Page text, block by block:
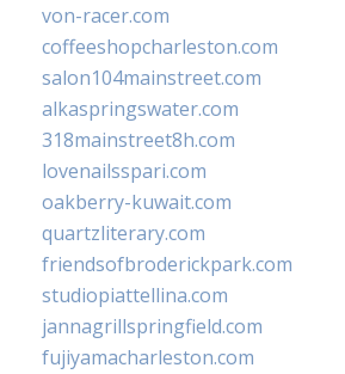
von-racer.com
coffeeshopcharleston.com
salon104mainstreet.com
alkaspringswater.com
318mainstreet8h.com
lovenailsspari.com
oakberry-kuwait.com
quartzliterary.com
friendsofbroderickpark.com
studiopiattellina.com
jannagrillspringfield.com
fujiyamacharleston.com